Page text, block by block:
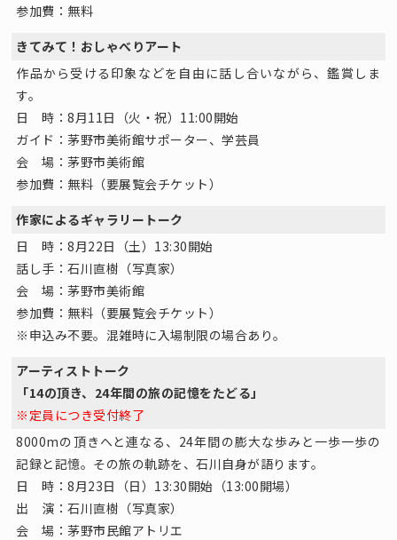
参加費：無料
きてみて！おしゃべりアート
作品から受ける印象などを自由に話し合いながら、鑑賞しま
す。
日 時：8月11日（火・祝）11:00開始
ガイド：茅野市美術館サポーター、学芸員
会 場：茅野市美術館
参加費：無料（要展覧会チケット）
作家によるギャラリートーク
日 時：8月22日（土）13:30開始
話し手：石川直樹（写真家）
会 場：茅野市美術館
参加費：無料（要展覧会チケット）
※申込み不要。混雑時に入場制限の場合あり。
アーティストトーク
「14の頂き、24年間の旅の記憶をたどる」
※定員につき受付終了
8000mの頂きへと連なる、24年間の膨大な歩みと一歩一歩の
記録と記憶。その旅の軌跡を、石川自身が語ります。
日 時：8月23日（日）13:30開始（13:00開場）
出 演：石川直樹（写真家）
会 場：茅野市民館アトリエ